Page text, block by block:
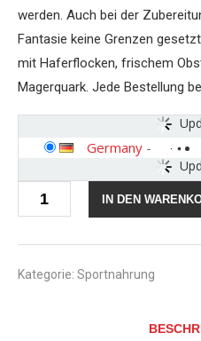
werden. Auch bei der
Fantasie keine Grenzen
mit Haferflocken, frischem
Magerquark. Jede Bestellung
Germany -
Protein
80
Vanille,
Low-
IN DEN
Kategorie: Sportnahrung